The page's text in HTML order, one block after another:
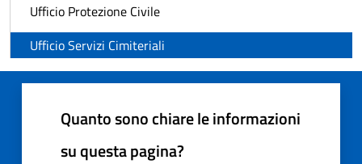
Ufficio Protezione Civile
Ufficio Servizi Cimiteriali
Quanto sono chiare le informazioni
su questa pagina?